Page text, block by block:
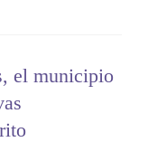
el municipio